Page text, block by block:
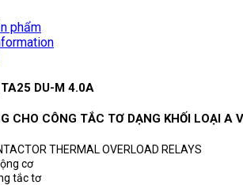
phẩm
DU-M 4.0A
CHO CÔNG TẮC TƠ DẠNG KHỐI LOẠI A
THERMAL OVERLOAD RELAYS
cơ
tắc tơ